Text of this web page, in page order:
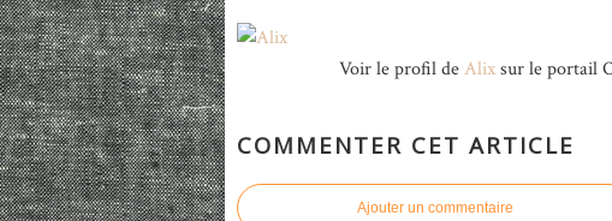
Voir le profil deAlixsur le portail
COMMENTER CET ARTICLE
Ajouter un commentaire